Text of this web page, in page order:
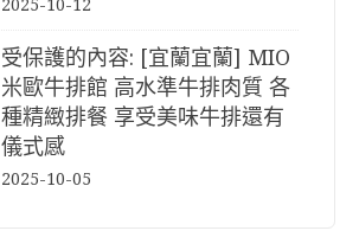
2025-10-12
受保護的內容: [宜蘭宜蘭] MIO
米歐牛排館 高水準牛排肉質 各
種精緻排餐 享受美味牛排還有
儀式感
2025-10-05